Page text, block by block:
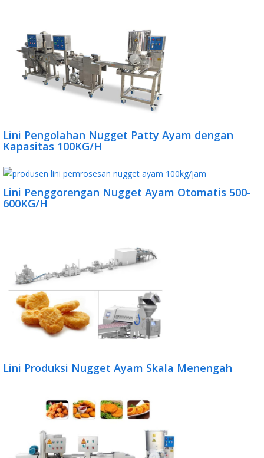
Lini Pengolahan Nugget Patty Ayam dengan
Kapasitas 100KG/H
Lini Penggorengan Nugget Ayam Otomatis 500-
600KG/H
Lini Produksi Nugget Ayam Skala Menengah